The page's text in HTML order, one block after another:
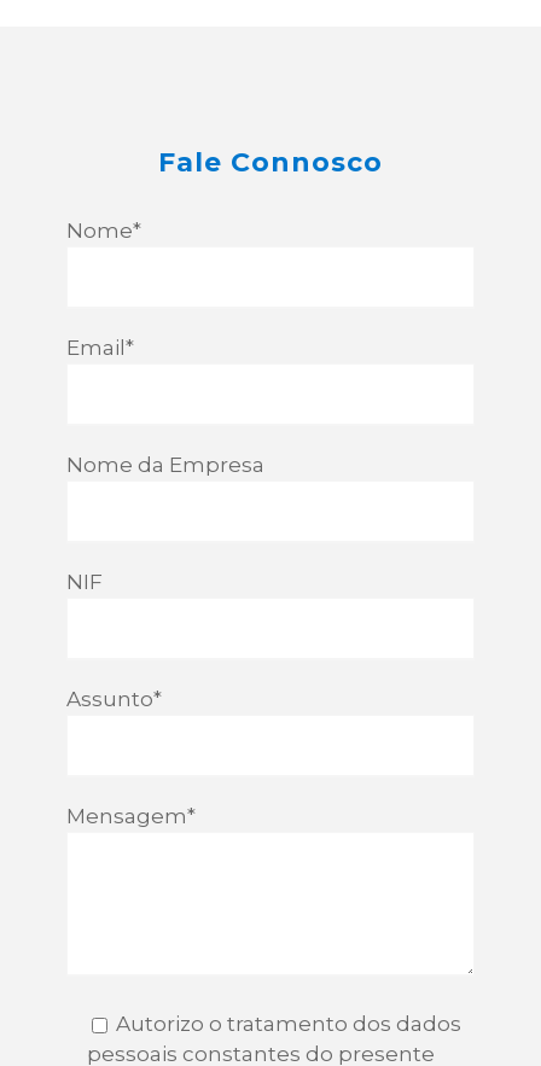
Fale Connosco
Nome*
Email*
Nome da Empresa
NIF
Assunto*
Mensagem*
Autorizo o tratamento dos dados
pessoais constantes do presente